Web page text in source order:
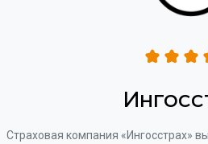
Страховая компания «Ингосстрах»